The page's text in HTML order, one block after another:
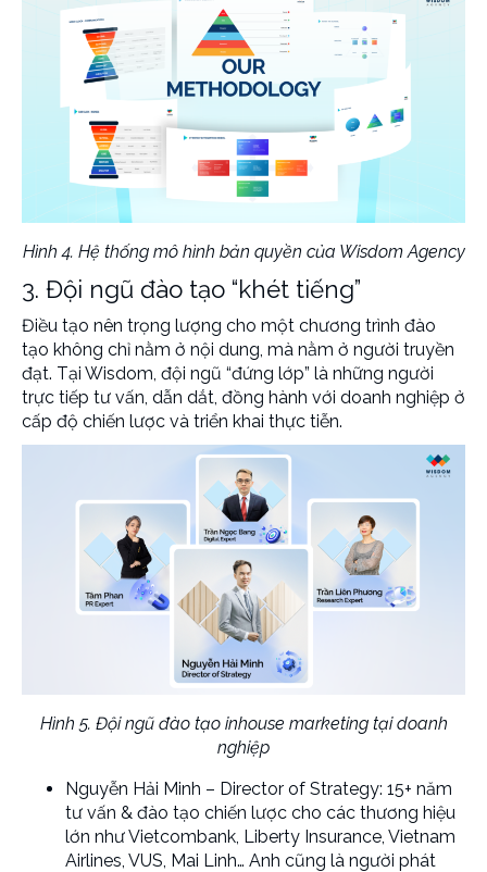
Hình 4. Hệ thống mô hình bản quyền của Wisdom Agency
3. Đội ngũ đào tạo “khét tiếng”
Điều tạo nên trọng lượng cho một chương trình đào
tạo không chỉ nằm ở nội dung, mà nằm ở người truyền
đạt. Tại Wisdom, đội ngũ “đứng lớp” là những người
trực tiếp tư vấn, dẫn dắt, đồng hành với doanh nghiệp ở
cấp độ chiến lược và triển khai thực tiễn.
Hình 5. Đội ngũ đào tạo inhouse marketing tại doanh
nghiệp
Nguyễn Hải Minh – Director of Strategy: 15+ năm
tư vấn & đào tạo chiến lược cho các thương hiệu
lớn như Vietcombank, Liberty Insurance, Vietnam
Airlines, VUS, Mai Linh… Anh cũng là người phát